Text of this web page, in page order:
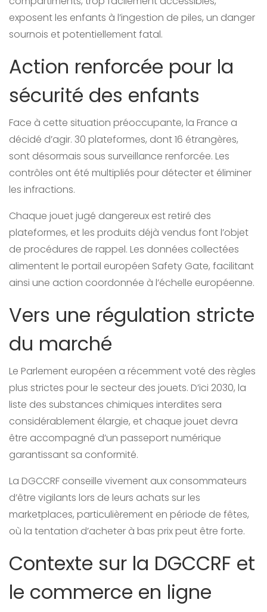
exposent les enfants à l’ingestion de piles, un danger
sournois et potentiellement fatal.
Action renforcée pour la
sécurité des enfants
Face à cette situation préoccupante, la France a
décidé d’agir. 30 plateformes, dont 16 étrangères,
sont désormais sous surveillance renforcée. Les
contrôles ont été multipliés pour détecter et éliminer
les infractions.
Chaque jouet jugé dangereux est retiré des
plateformes, et les produits déjà vendus font l’objet
de procédures de rappel. Les données collectées
alimentent le portail européen Safety Gate, facilitant
ainsi une action coordonnée à l’échelle européenne.
Vers une régulation stricte
du marché
Le Parlement européen a récemment voté des règles
plus strictes pour le secteur des jouets. D’ici 2030, la
liste des substances chimiques interdites sera
considérablement élargie, et chaque jouet devra
être accompagné d’un passeport numérique
garantissant sa conformité.
La DGCCRF conseille vivement aux consommateurs
d’être vigilants lors de leurs achats sur les
marketplaces, particulièrement en période de fêtes,
où la tentation d’acheter à bas prix peut être forte.
Contexte sur la DGCCRF et
le commerce en ligne